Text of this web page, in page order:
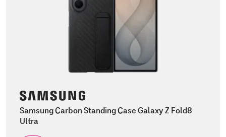
Samsung Carbon Standing Case Galaxy Z Fold8
Ultra